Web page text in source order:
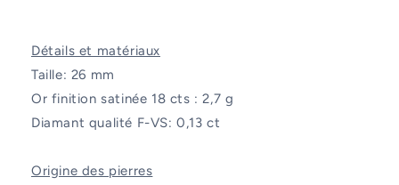
Détails et matériaux
Taille: 26 mm
Or finition satinée 18 cts : 2,7 g
Diamant qualité F-VS: 0,13 ct
Origine des pierres